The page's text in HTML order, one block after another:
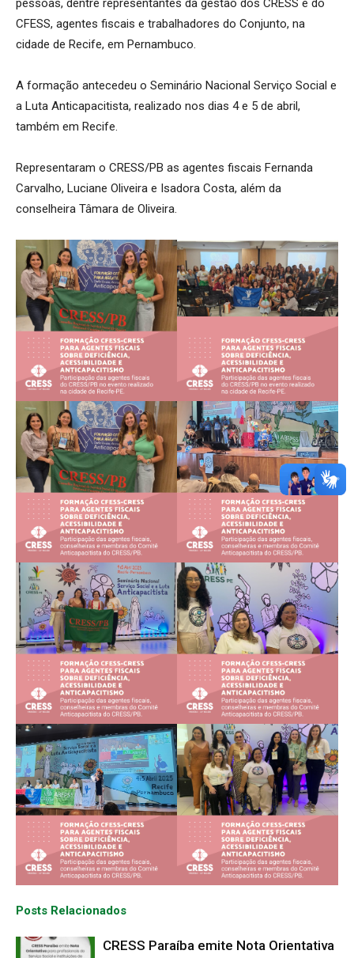
pessoas, dentre representantes da gestão dos CRESS e do
CFESS, agentes fiscais e trabalhadores do Conjunto, na
cidade de Recife, em Pernambuco.
A formação antecedeu o Seminário Nacional Serviço Social e
a Luta Anticapacitista, realizado nos dias 4 e 5 de abril,
também em Recife.
Representaram o CRESS/PB as agentes fiscais Fernanda
Carvalho, Luciane Oliveira e Isadora Costa, além da
conselheira Tâmara de Oliveira.
Posts Relacionados
CRESS Paraíba emite Nota Orientativa